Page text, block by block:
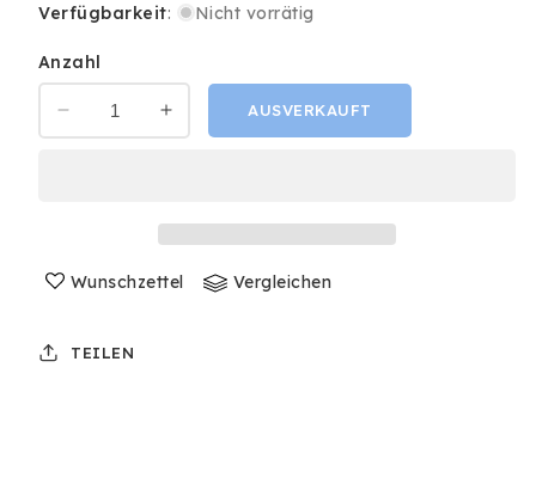
Verfügbarkeit: Nicht vorrätig
Anzahl
Verringere
die
Niederlande
Fahne
90x150cm
2
Erhöhe
die
Niederlande
NED
Fahne
90x150cm
AUSVERKAUFT
Wunschzettel Vergleichen
TEILEN